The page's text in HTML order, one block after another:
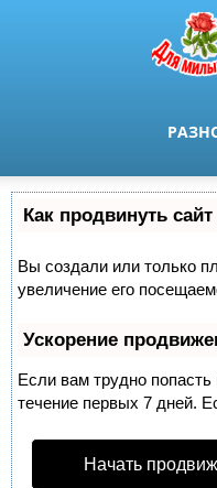
Как продвинуть
Вы создали или только
увеличение его
Ускорение
Если вам трудно
течение первых 7 дней.
Начать